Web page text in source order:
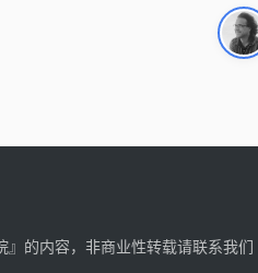
的内容，非商业性转载请联系我们